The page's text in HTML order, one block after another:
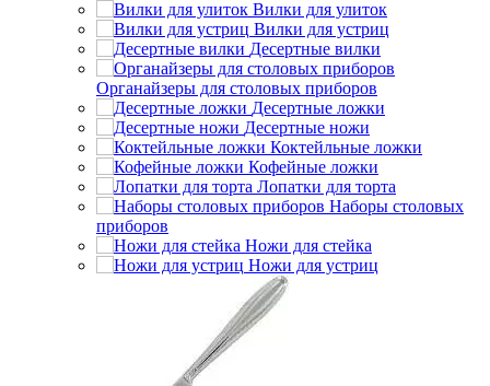
Вилки для улиток
Вилки для устриц
Десертные вилки
Органайзеры для столовых приборов
Десертные ложки
Десертные ножи
Коктейльные ложки
Кофейные ложки
Лопатки для торта
Наборы столовых
приборов
Ножи для стейка
Ножи для устриц